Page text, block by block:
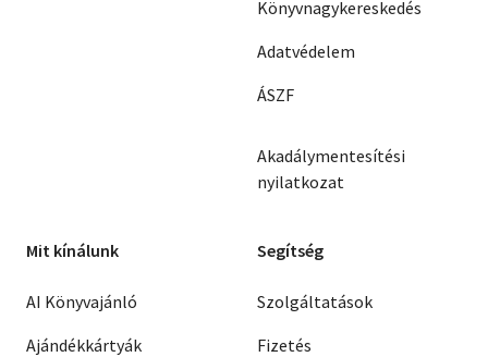
Könyvnagykereskedés
Adatvédelem
ÁSZF
Akadálymentesítési
nyilatkozat
Mit kínálunk
AI Könyvajánló
Ajándékkártyák
Segítség
Szolgáltatások
Fizetés